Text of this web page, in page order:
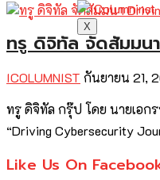
X
ทรู ดิจิทัล จัดสัมมน
ICOLUMNIST กันยายน 21,
ทรู ดิจิทัล กรุ๊ป โดย นายเอ
“Driving Cybersecurity
Like Us On